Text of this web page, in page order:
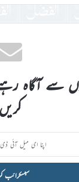
سے آگاہ
کریں